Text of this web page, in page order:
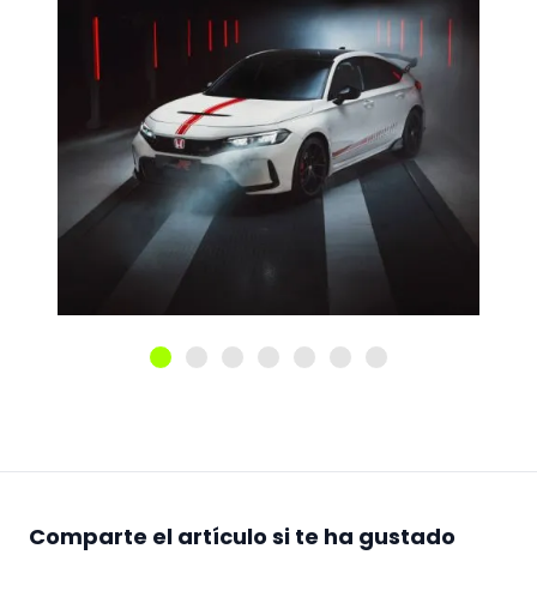
Comparte el artículo si te ha gustado